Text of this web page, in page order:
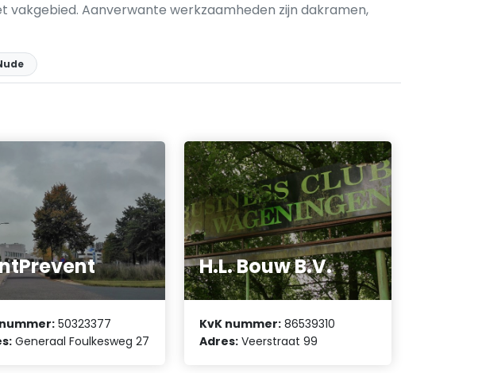
Aanverwante werkzaamheden zijn dakramen,
50323377
Generaal Foulkesweg 27
H.L. Bouw B.V.
KvK nummer: 86539310
Adres: Veerstraat 99